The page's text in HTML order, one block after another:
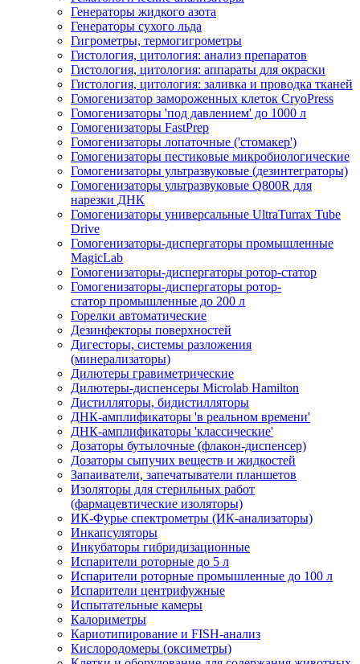
Генераторы жидкого азота
Генераторы сухого льда
Гигрометры, термогигрометры
Гистология, цитология: анализ препаратов
Гистология, цитология: аппараты для окраски
Гистология, цитология: заливка и проводка тканей
Гомогенизатор замороженных клеток CryoPress
Гомогенизаторы 'под давлением' до 1000 л
Гомогенизаторы FastPrep
Гомогенизаторы лопаточные ('стомакер')
Гомогенизаторы пестиковые микробиологические
Гомогенизаторы ультразвуковые (дезинтеграторы)
Гомогенизаторы ультразвуковые Q800R для
нарезки ДНК
Гомогенизаторы универсальные UltraTurrax Tube
Drive
Гомогенизаторы-диспергаторы промышленные
MagicLab
Гомогенизаторы-диспергаторы ротор-статор
Гомогенизаторы-диспергаторы ротор-
статор промышленные до 200 л
Горелки автоматические
Дезинфекторы поверхностей
Дигесторы, системы разложения
(минерализаторы)
Дилютеры гравиметрические
Дилютеры-диспенсеры Microlab Hamilton
Дистилляторы, бидистилляторы
ДНК-амплификаторы 'в реальном времени'
ДНК-амплификаторы 'классические'
Дозаторы бутылочные (флакон-диспенсер)
Дозаторы сыпучих веществ и жидкостей
Запаиватели, запечатыватели планшетов
Изоляторы для стерильных работ
(фармацевтические изоляторы)
ИК-Фурье спектрометры (ИК-анализаторы)
Инкапсуляторы
Инкубаторы гибридизационные
Испарители роторные до 5 л
Испарители роторные промышленные до 100 л
Испарители центрифужные
Испытательные камеры
Калориметры
Кариотипирование и FISH-анализ
Кислородомеры (оксиметры)